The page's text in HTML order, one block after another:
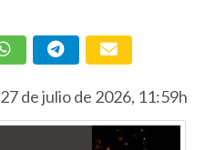
27 de julio de 2026, 11:59h